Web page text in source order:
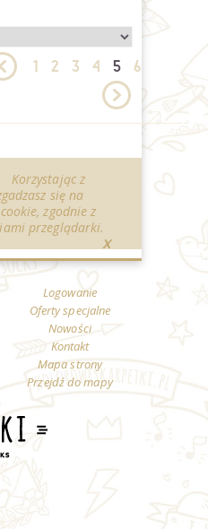
1 2 3 4 5 6
Korzystając z
się na
zgodnie z
przeglądarki.
X
Logowanie
Oferty specjalne
Nowości
Kontakt
Mapa strony
Przejdź do mapy